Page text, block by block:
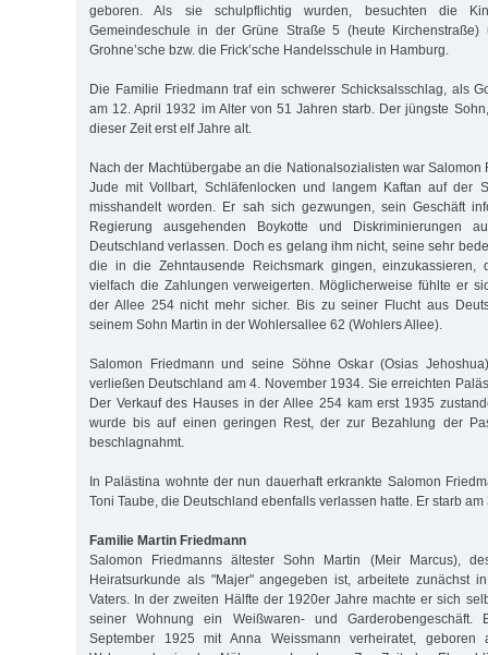
geboren. Als sie schulpflichtig wurden, besuchten die
Gemeindeschule in der Grüne Straße 5 (heute
Grohne’sche bzw. die Frick’sche Handelsschule in Hamburg.
Die Familie Friedmann traf ein schwerer Schicksalsschlag, als
am 12. April 1932 im Alter von 51 Jahren starb. Der jüngste
dieser Zeit erst elf Jahre alt.
Nach der Machtübergabe an die Nationalsozialisten war Salomon
Jude mit Vollbart, Schläfenlocken und langem Kaftan auf der
misshandelt worden. Er sah sich gezwungen, sein Geschäft
Regierung ausgehenden Boykotte und Diskriminierungen
Deutschland verlassen. Doch es gelang ihm nicht, seine sehr
die in die Zehntausende Reichsmark gingen, einzukassieren,
vielfach die Zahlungen verweigerten. Möglicherweise fühlte er
der Allee 254 nicht mehr sicher. Bis zu seiner Flucht aus
seinem Sohn Martin in der Wohlersallee 62 (Wohlers Allee).
Salomon Friedmann und seine Söhne Oskar (Osias
verließen Deutschland am 4. November 1934. Sie erreichten
Der Verkauf des Hauses in der Allee 254 kam erst 1935
wurde bis auf einen geringen Rest, der zur Bezahlung der
beschlagnahmt.
In Palästina wohnte der nun dauerhaft erkrankte Salomon
Toni Taube, die Deutschland ebenfalls verlassen hatte. Er starb am
Familie Martin Friedmann
Salomon Friedmanns ältester Sohn Martin (Meir Marcus),
Heiratsurkunde als "Majer" angegeben ist, arbeitete zunächst
Vaters. In der zweiten Hälfte der 1920er Jahre machte er sich
seiner Wohnung ein Weißwaren- und
September 1925 mit Anna Weissmann verheiratet,